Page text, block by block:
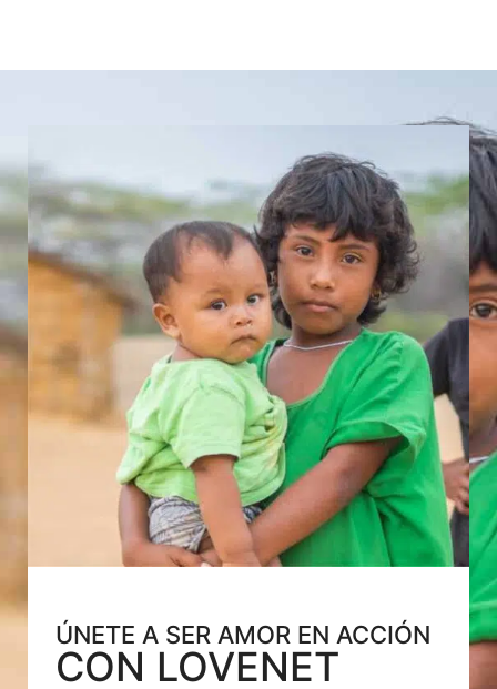
ÚNETE A SER AMOR EN ACCIÓN
CON LOVENET